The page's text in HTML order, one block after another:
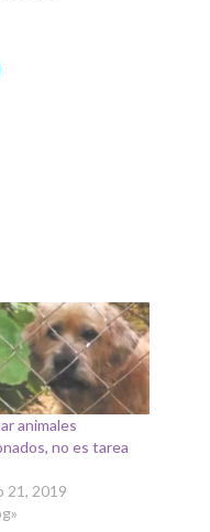
animales
no es tarea
21, 2019